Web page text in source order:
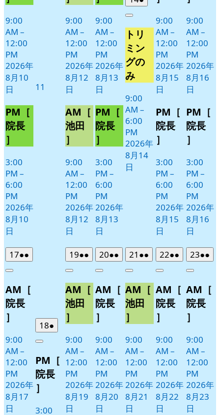
ト)
9:00
AM –
12:00
PM
2026年
8月10
日
PM［
院長
］
3:00
PM –
6:00
PM
2026年
8月10
日
11
ト)
9:00
AM –
12:00
PM
2026年
8月12
日
AM［
池田
］
9:00
AM –
12:00
PM
2026年
8月12
日
ト)
9:00
AM –
12:00
PM
2026年
8月13
日
PM［
院長
］
3:00
PM –
6:00
PM
2026年
8月13
日
年
月
14
日
件
ベ
ン
ト)
Close
トリ
ミン
グの
み
9:00
AM –
6:00
PM
2026年
8月14
日
ト)
9:00
AM –
12:00
PM
2026年
8月15
日
PM［
院長
］
3:00
PM –
6:00
PM
2026年
8月15
日
9:00
AM –
12:00
PM
2026年
8月16
日
PM［
院長
］
3:00
PM –
6:00
PM
2026年
8月16
日
172026
年
月
17
日
●●
件
イ
Close
AM［
院長
］
9:00
AM –
12:00
PM
2026年
8月17
日
182026
年
月
18
日
●
件
イ
ベ
Close
PM［
院長
］
3:00
192026
年
月
19
日
●●
件
イ
ベ
ト)
Close
AM［
池田
］
9:00
AM –
12:00
PM
2026年
8月19
日
202026
年
月
20
日
●●
件
イ
ベ
ト)
Close
AM［
院長
］
9:00
AM –
12:00
PM
2026年
8月20
日
21 2026
年
月
21
日
●●
件
イ
ベ
ト)
Close
AM［
池田
］
9:00
AM –
12:00
PM
2026年
8月21
日
222026
年
月
22
日
●●
件
イ
ベ
ト)
Close
AM［
院長
］
9:00
AM –
12:00
PM
2026年
8月22
日
232026
年
月
23
日
●●
件
イ
Close
AM［
院長
］
9:00
AM –
12:00
PM
2026年
8月23
日